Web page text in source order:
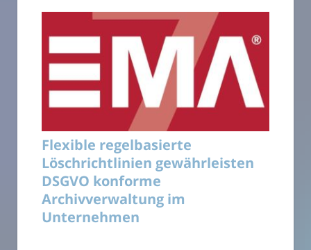
Flexible regelbasierte
Löschrichtlinien gewährleisten
DSGVO konforme
Archivverwaltung im
Unternehmen